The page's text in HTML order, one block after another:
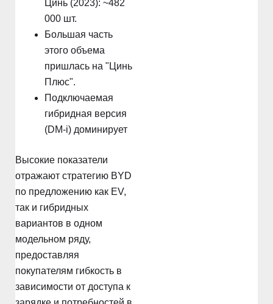
Цинь (2023): ~482
000 шт.
Большая часть
этого объема
пришлась на "Цинь
Плюс".
Подключаемая
гибридная версия
(DM-i) доминирует
Высокие показатели
отражают стратегию BYD
по предложению как EV,
так и гибридных
вариантов в одном
модельном ряду,
предоставляя
покупателям гибкость в
зависимости от доступа к